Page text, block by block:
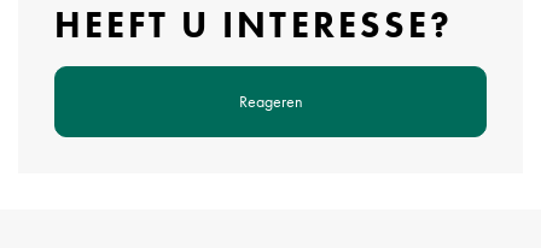
HEEFT U INTERESSE?
Reageren